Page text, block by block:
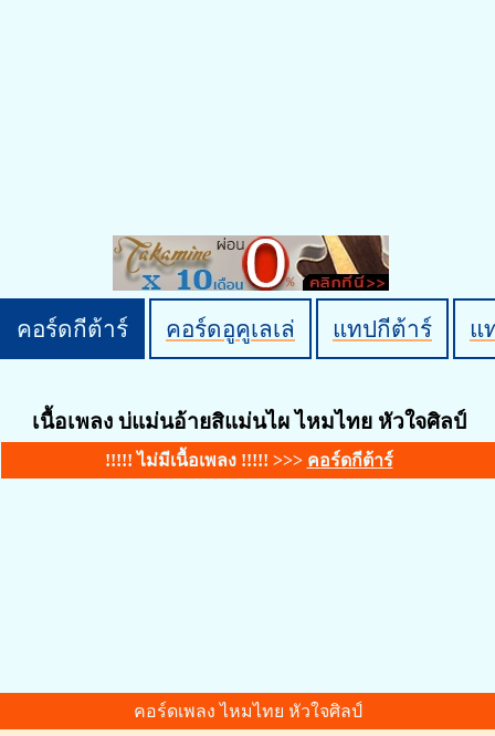
คอร์ดกีต้าร์ คอร์ดอูคูเลเล่ แทปกีต้าร์ แ
เนื้อเพลง บ่แม่นอ้ายสิแม่นไผ ไหมไทย หัวใจศิลป์
!!!!! ไม่มีเนื้อเพลง !!!!! >>> คอร์ดกีต้าร์
คอร์ดเพลง ไหมไทย หัวใจศิลป์